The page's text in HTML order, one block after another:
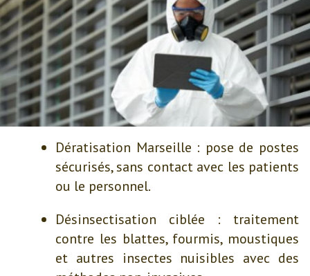
Dératisation Marseille : pose de postes
sécurisés, sans contact avec les patients
ou le personnel.
Désinsectisation ciblée : traitement
contre les blattes, fourmis, moustiques
et autres insectes nuisibles avec des